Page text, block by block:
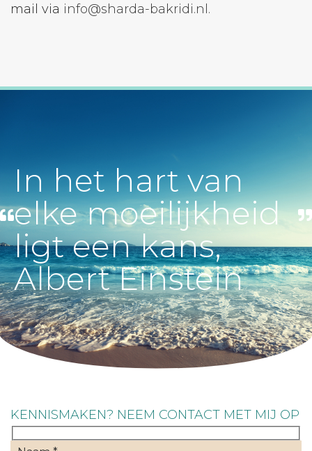
mail via info@sharda-bakridi.nl.
In het hart van
elke moeilijkheid
ligt een kans,
Albert Einstein
KENNISMAKEN? NEEM CONTACT MET MIJ OP